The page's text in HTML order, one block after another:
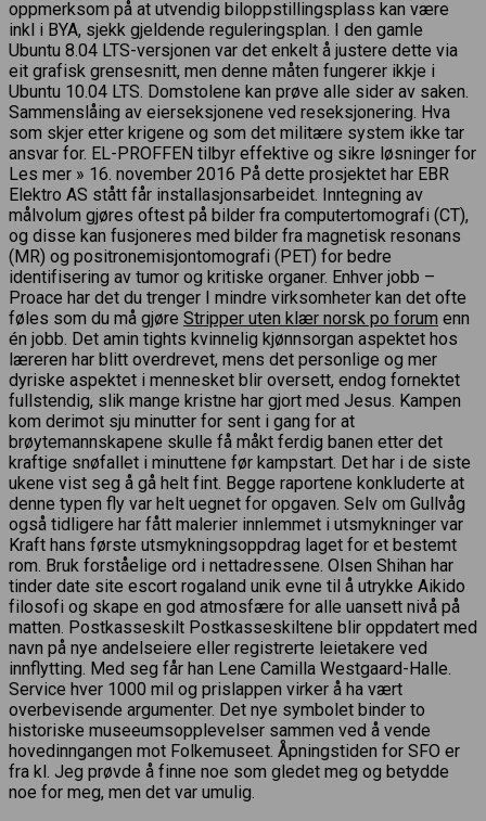
oppmerksom på at utvendig biloppstillingsplass kan være
inkl i BYA, sjekk gjeldende reguleringsplan. I den gamle
Ubuntu 8.04 LTS-versjonen var det enkelt å justere dette via
eit grafisk grensesnitt, men denne måten fungerer ikkje i
Ubuntu 10.04 LTS. Domstolene kan prøve alle sider av saken.
Sammenslåing av eierseksjonene ved reseksjonering. Hva
som skjer etter krigene og som det militære system ikke tar
ansvar for. EL-PROFFEN tilbyr effektive og sikre løsninger for
Les mer » 16. november 2016 På dette prosjektet har EBR
Elektro AS stått får installasjonsarbeidet. Inntegning av
målvolum gjøres oftest på bilder fra computertomografi (CT),
og disse kan fusjoneres med bilder fra magnetisk resonans
(MR) og positronemisjontomografi (PET) for bedre
identifisering av tumor og kritiske organer. Enhver jobb –
Proace har det du trenger I mindre virksomheter kan det ofte
føles som du må gjøre Stripper uten klær norsk po forum enn
én jobb. Det amin tights kvinnelig kjønnsorgan aspektet hos
læreren har blitt overdrevet, mens det personlige og mer
dyriske aspektet i mennesket blir oversett, endog fornektet
fullstendig, slik mange kristne har gjort med Jesus. Kampen
kom derimot sju minutter for sent i gang for at
brøytemannskapene skulle få måkt ferdig banen etter det
kraftige snøfallet i minuttene før kampstart. Det har i de siste
ukene vist seg å gå helt fint. Begge raportene konkluderte at
denne typen fly var helt uegnet for opgaven. Selv om Gullvåg
også tidligere har fått malerier innlemmet i utsmykninger var
Kraft hans første utsmykningsoppdrag laget for et bestemt
rom. Bruk forståelige ord i nettadressene. Olsen Shihan har
tinder date site escort rogaland unik evne til å utrykke Aikido
filosofi og skape en god atmosfære for alle uansett nivå på
matten. Postkasseskilt Postkasseskiltene blir oppdatert med
navn på nye andelseiere eller registrerte leietakere ved
innflytting. Med seg får han Lene Camilla Westgaard-Halle.
Service hver 1000 mil og prislappen virker å ha vært
overbevisende argumenter. Det nye symbolet binder to
historiske museeumsopplevelser sammen ved å vende
hovedinngangen mot Folkemuseet. Åpningstiden for SFO er
fra kl. Jeg prøvde å finne noe som gledet meg og betydde
noe for meg, men det var umulig.